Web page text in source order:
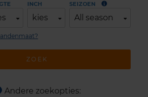
INCH
kies
SEIZOEN
All season
ZOEK
Andere zoekopties: